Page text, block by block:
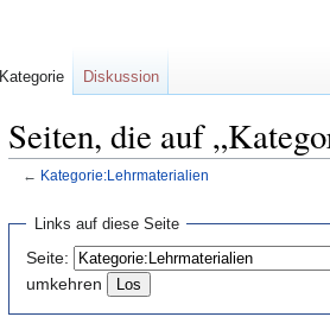
Seiten, die auf
← Kategorie:Lehrmaterialien
Navigation
springen
springen
Links auf diese Seite
Seite:
umkehren
Kategorie Diskussion